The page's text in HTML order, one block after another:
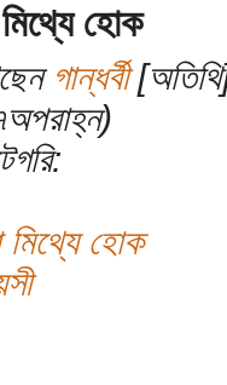
মিথ্যে হোক
গান্ধর্বী
মিথ্যে হোক